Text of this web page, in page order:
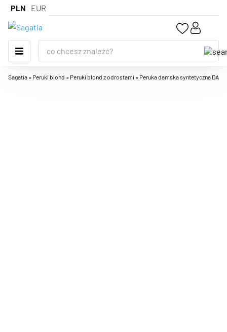
PLN EUR
Sagatia » Peruki blond » Peruki blond z odrostami » Peruka damska syntetyczna